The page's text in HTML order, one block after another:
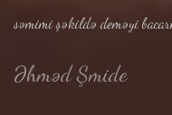
səmimi şəkildə deməyi
Əhməd Şmide